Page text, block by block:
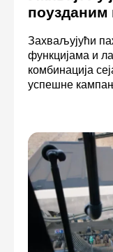
Захваљујући
функцијама и
комбинација
успешне